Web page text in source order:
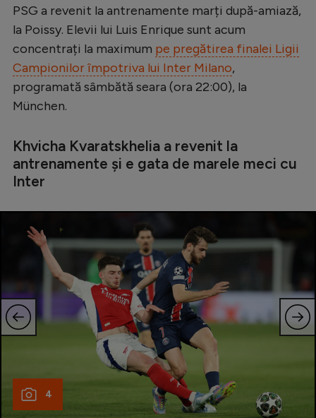
Starurile fotbalului
EURO 2024
Stranieri
Clasamente
Tenis
Natație
Formula 1
Gimnastică
Auto
Rugby
Ciclism
Alte sporturi
JO 2024
PSG a revenit la antrenamente marți după-amiază,
la Poissy. Elevii lui Luis Enrique sunt acum
concentrați la maximum pe pregătirea finalei Ligii
Campionilor împotriva lui Inter Milano,
programată sâmbătă seara (ora 22:00), la
München.
Khvicha Kvaratskhelia a revenit la
antrenamente și e gata de marele meci cu
Inter
4